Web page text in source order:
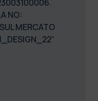
NO:
MERCATO